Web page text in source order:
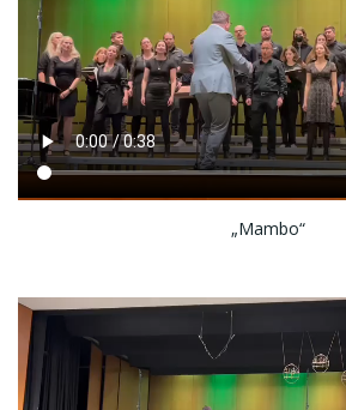
„Mambo“